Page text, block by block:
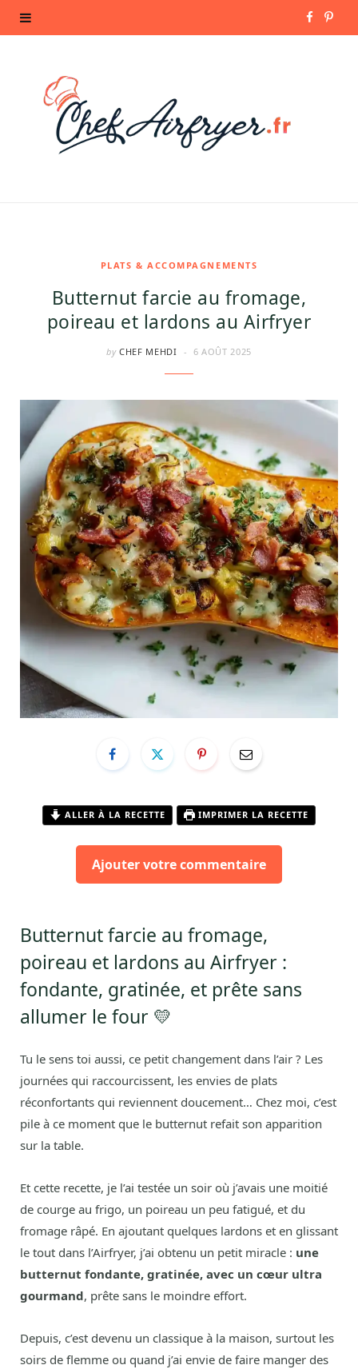
P
PLATS & ACCOMPAGNEMENTS
Butternut farcie au fromage,
poireau et lardons au Airfryer
by CHEF MEHDI 6 AOÛT 2025
ALLER À LA RECETTE IMPRIMER LA RECETTE
Ajouter votre commentaire
Butternut farcie au fromage,
poireau et lardons au Airfryer :
fondante, gratinée, et prête sans
allumer le four 💛
Tu le sens toi aussi, ce petit changement dans l’air ? Les
journées qui raccourcissent, les envies de plats
réconfortants qui reviennent doucement… Chez moi, c’est
pile à ce moment que le butternut refait son apparition
sur la table.
Et cette recette, je l’ai testée un soir où j’avais une moitié
de courge au frigo, un poireau un peu fatigué, et du
fromage râpé. En ajoutant quelques lardons et en glissant
le tout dans l’Airfryer, j’ai obtenu un petit miracle : une
butternut fondante, gratinée, avec un cœur ultra
gourmand, prête sans le moindre effort.
Depuis, c’est devenu un classique à la maison, surtout les
soirs de flemme ou quand j’ai envie de faire manger des